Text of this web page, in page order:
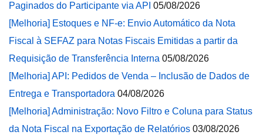
Paginados do Participante via API 05/08/2026
[Melhoria] Estoques e NF-e: Envio Automático da Nota
Fiscal à SEFAZ para Notas Fiscais Emitidas a partir da
Requisição de Transferência Interna 05/08/2026
[Melhoria] API: Pedidos de Venda – Inclusão de Dados de
Entrega e Transportadora 04/08/2026
[Melhoria] Administração: Novo Filtro e Coluna para Status
da Nota Fiscal na Exportação de Relatórios 03/08/2026